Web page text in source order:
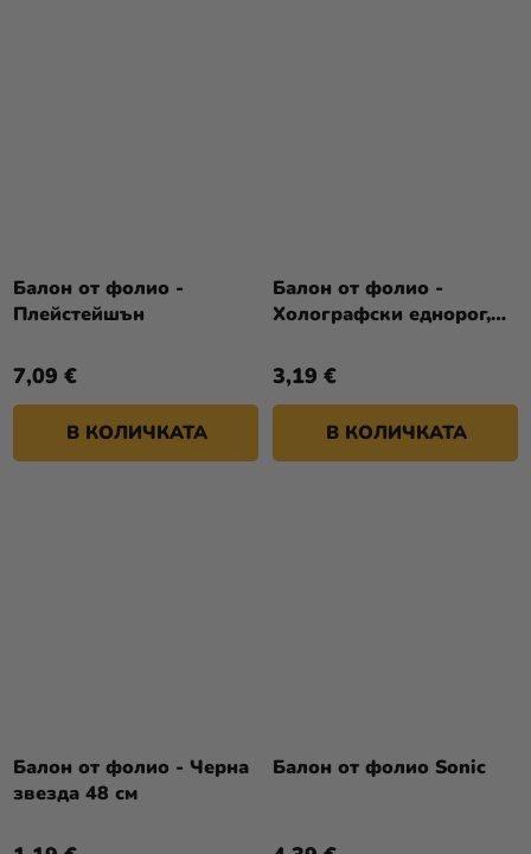
Балон от фолио -
Плейстейшън
7,09 €
В КОЛИЧКАТА
Балон от фолио -
Холографски еднорог,
3,19 €
В КОЛИЧКАТА
Балон от фолио - Черна
звезда 48 см
Балон от фолио Sonic